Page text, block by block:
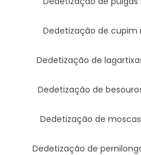
Dedetização de cupim
Dedetização de
Dedetização de
Dedetização de
Dedetização de